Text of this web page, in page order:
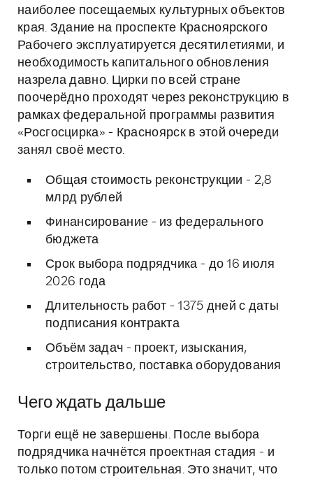
наиболее посещаемых культурных объектов
края. Здание на проспекте Красноярского
Рабочего эксплуатируется десятилетиями, и
необходимость капитального обновления
назрела давно. Цирки по всей стране
поочерёдно проходят через реконструкцию в
рамках федеральной программы развития
«Росгосцирка» - Красноярск в этой очереди
занял своё место.
Общая стоимость реконструкции - 2,8
млрд рублей
Финансирование - из федерального
бюджета
Срок выбора подрядчика - до 16 июля
2026 года
Длительность работ - 1375 дней с даты
подписания контракта
Объём задач - проект, изыскания,
строительство, поставка оборудования
Чего ждать дальше
Торги ещё не завершены. После выбора
подрядчика начнётся проектная стадия - и
только потом строительная. Это значит, что